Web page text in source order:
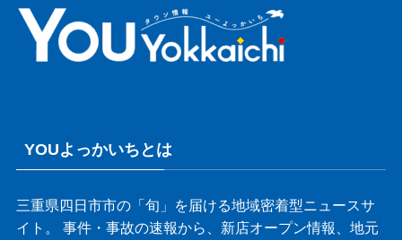
YOUよっかいちとは
三重県四日市市の「旬」を届ける地域密着型ニュースサ
イト。 事件・事故の速報から、新店オープン情報、地元